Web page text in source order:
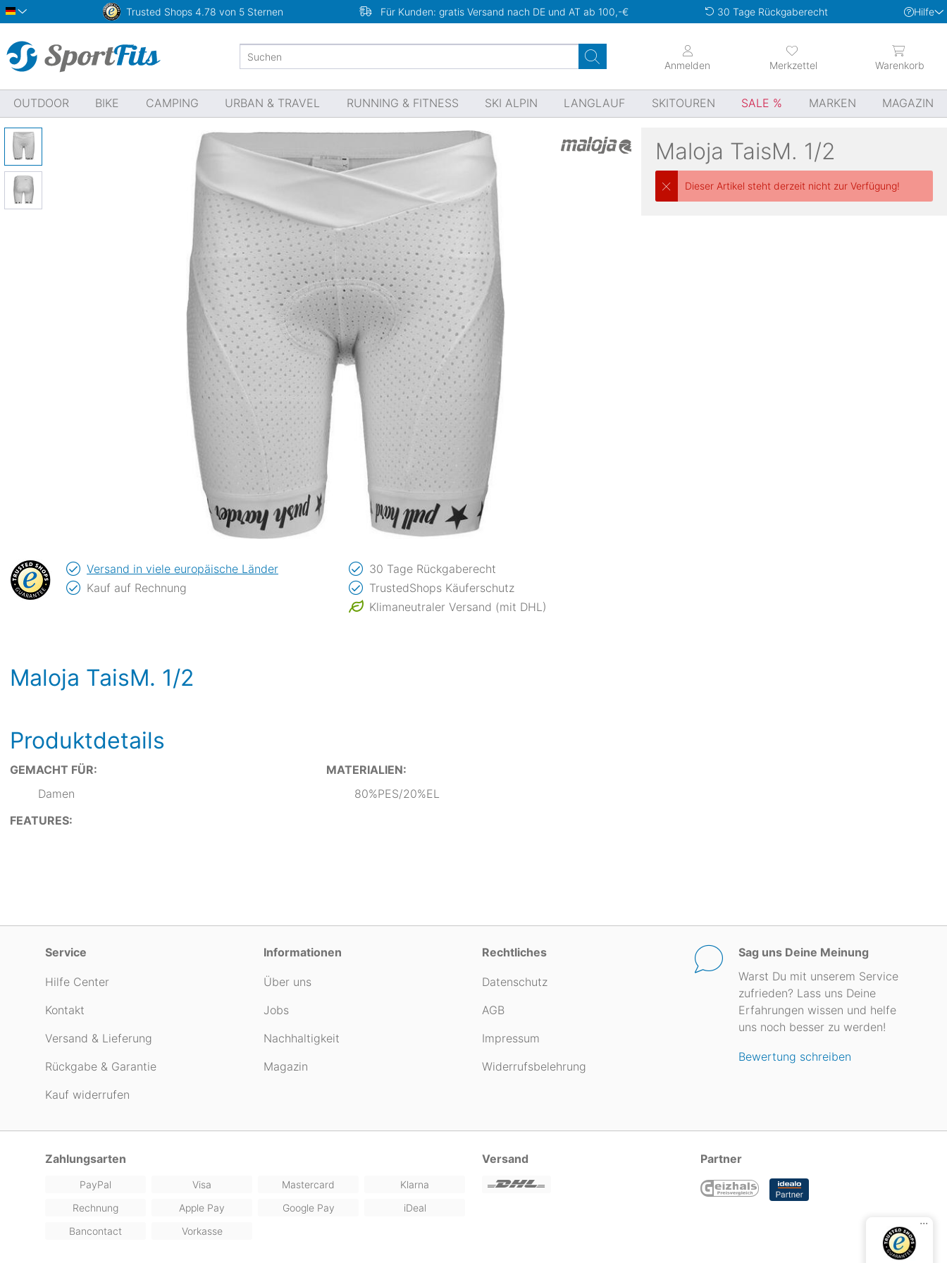
Deutsch Trusted Shops 4.78 von 5 Sternen Für Kunden: gratis Versand nach DE und AT ab 100,-€ 30 Tage Rückgaberecht Hilfe
Merkzettel
Anmelden Warenkorb
OUTDOOR BIKE CAMPING URBAN & TRAVEL RUNNING & FITNESS SKI ALPIN LANGLAUF SKITOUREN SALE MARKEN MAGAZIN
Maloja TaisM. 1/2
Dieser Artikel steht derzeit nicht zur Verfügung!
Versand in viele europäische Länder
Kauf auf Rechnung
30 Tage Rückgaberecht
TrustedShops Käuferschutz
Klimaneutraler Versand (mit DHL)
Maloja TaisM. 1/2
Produktdetails
GEMACHT FÜR:
Damen
FEATURES:
MATERIALIEN:
80%PES/20%EL
Service
Hilfe Center
Kontakt
Versand & Lieferung
Rückgabe & Garantie
Kauf widerrufen
Informationen
Über uns
Jobs
Nachhaltigkeit
Magazin
Rechtliches
Datenschutz
AGB
Impressum
Widerrufsbelehrung
Sag uns Deine Meinung
Warst Du mit unserem Service
zufrieden? Lass uns Deine
Erfahrungen wissen und helfe
uns noch besser zu werden!
Bewertung schreiben
Zahlungsarten
PayPal Visa Mastercard
Klarna
Rechnung
Apple Pay Google Pay
iDeal
Bancontact
Vorkasse
Versand Partner
...